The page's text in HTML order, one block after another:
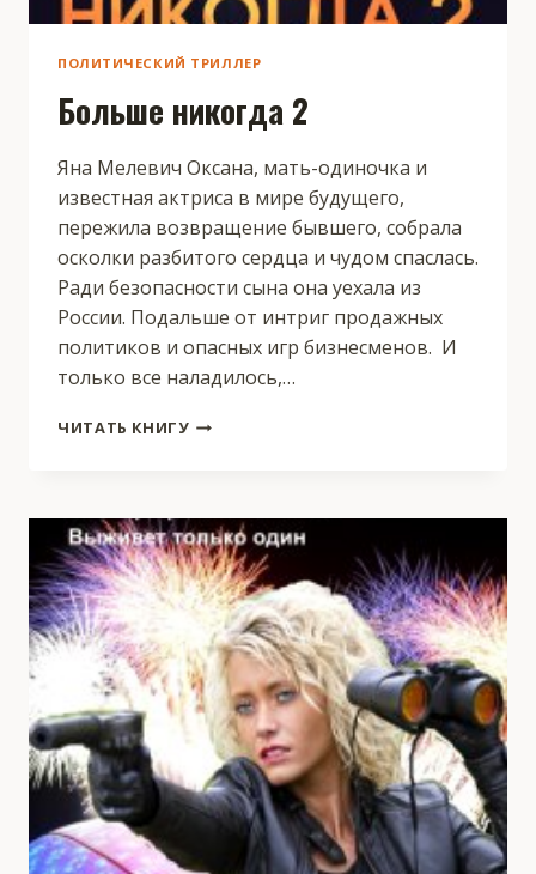
ПОЛИТИЧЕСКИЙ ТРИЛЛЕР
Больше никогда 2
Яна Мелевич Оксана, мать-одиночка и
известная актриса в мире будущего,
пережила возвращение бывшего, собрала
осколки разбитого сердца и чудом спаслась.
Ради безопасности сына она уехала из
России. Подальше от интриг продажных
политиков и опасных игр бизнесменов. И
только все наладилось,…
ЧИТАТЬ КНИГУБОЛЬШЕ